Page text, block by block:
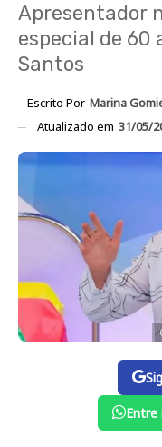
Apresentador
especial de 60
Santos
Escrito Por Marina
Atualizado em 31/05/
Entre